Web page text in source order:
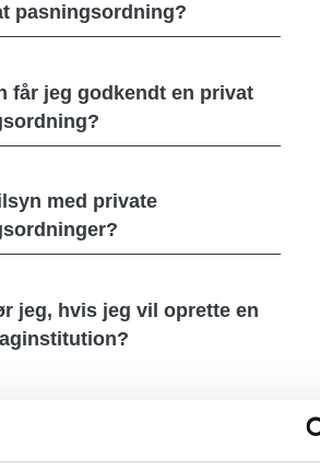
pasningsordning?
får jeg godkendt en privat
med private
jeg, hvis jeg vil oprette en